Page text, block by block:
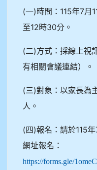
(一)時間：115年7月
至12時30分。
(二)方式：採線上視
有相關會議連結）。
(三)對象：以家長為
人。
(四)報名：請於115
網址報名：
https://forms.gle/